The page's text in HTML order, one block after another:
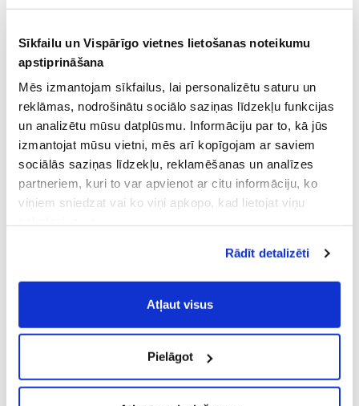
Sīkfailu un Vispārīgo vietnes lietošanas noteikumu
apstiprināšana
Mēs izmantojam sīkfailus, lai personalizētu saturu un
reklāmas, nodrošinātu sociālo saziņas līdzekļu funkcijas
un analizētu mūsu datplūsmu. Informāciju par to, kā jūs
izmantojat mūsu vietni, mēs arī kopīgojam ar saviem
sociālās saziņas līdzekļu, reklamēšanas un analīzes
partneriem, kuri to var apvienot ar citu informāciju, ko
viņiem sniedzat vai ko viņi apkopo, kad lietojat viņu
Vispārīgiem vietnes lietošanas
noteikumiem(saīsināti - VVLN).
Rādīt detalizēti
Atļaut visus
Pielāgot